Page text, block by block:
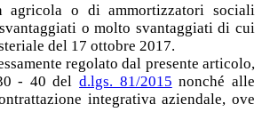
agricola o di ammortizzatori sociali
o molto svantaggiati di cui
del 17 ottobre 2017.
regolato dal presente articolo,
- 40 deld.lgs. 81/2015 nonché alle
integrativa aziendale, ove